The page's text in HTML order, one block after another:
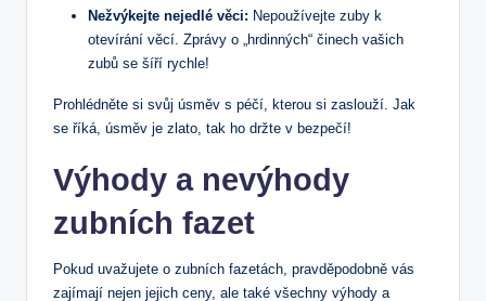
Nežvýkejte nejedlé věci: Nepoužívejte zuby k
otevírání věcí. Zprávy o „hrdinných“ činech vašich
zubů se šíří rychle!
Prohlédněte si svůj úsměv s péčí, kterou si zaslouží. Jak
se říká, úsměv je zlato, tak ho držte v bezpečí!
Výhody a nevýhody
zubních fazet
Pokud uvažujete o zubních fazetách, pravděpodobně vás
zajímají nejen jejich ceny, ale také všechny výhody a